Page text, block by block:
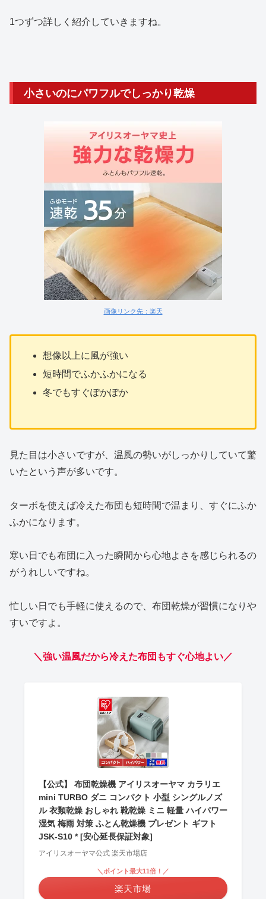
1つずつ詳しく紹介していきますね。
小さいのにパワフルでしっかり乾燥
画像リンク先：楽天
想像以上に風が強い
短時間でふかふかになる
冬でもすぐぽかぽか
見た目は小さいですが、温風の勢いがしっかりしていて驚
いたという声が多いです。
ターボを使えば冷えた布団も短時間で温まり、すぐにふか
ふかになります。
寒い日でも布団に入った瞬間から心地よさを感じられるの
がうれしいですね。
忙しい日でも手軽に使えるので、布団乾燥が習慣になりや
すいですよ。
＼強い温風だから冷えた布団もすぐ心地よい／
【公式】 布団乾燥機 アイリスオーヤマ カラリエ
mini TURBO ダニ コンパクト 小型 シングルノズ
ル 衣類乾燥 おしゃれ 靴乾燥 ミニ 軽量 ハイパワー
湿気 梅雨 対策 ふとん乾燥機 プレゼント ギフト
JSK-S10 * [安心延長保証対象]
アイリスオーヤマ公式 楽天市場店
＼ポイント最大11倍！／
楽天市場